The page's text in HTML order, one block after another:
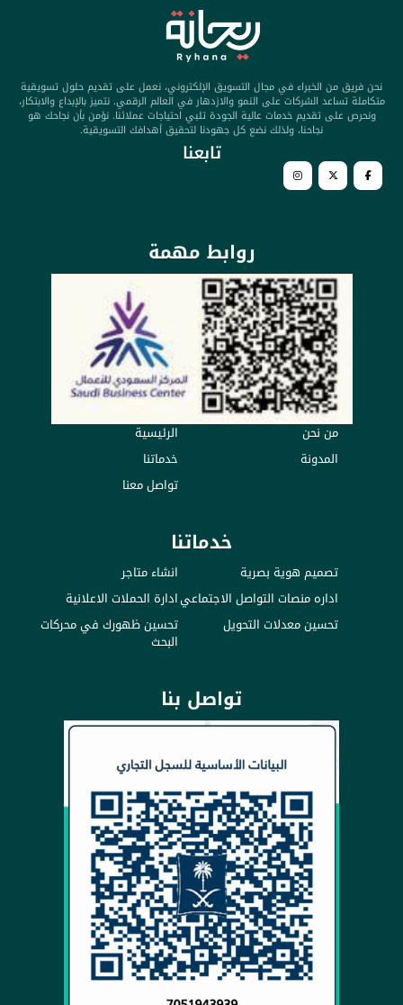
نحن فريق من الخبراء في مجال التسويق الإلكتروني، نعمل على تقديم حلول تسويقية
متكاملة تساعد الشركات على النمو والازدهار في العالم الرقمي. نتميز بالإبداع والابتكار،
ونحرص على تقديم خدمات عالية الجودة تلبي احتياجات عملائنا. نؤمن بأن نجاحك هو
نجاحنا، ولذلك نضع كل جهودنا لتحقيق أهدافك التسويقية.
تابعنا​
روابط مهمة
الرئيسية
من نحن
خدماتنا
المدونة
تواصل معنا
خدماتنا
انشاء متاجر
تصميم هوية بصرية
ادارة الحملات الاعلانيةاداره منصات التواصل الاجتماعي
تحسين ظهورك في محركات
البحث
تحسين معدلات التحويل
تواصل بنا